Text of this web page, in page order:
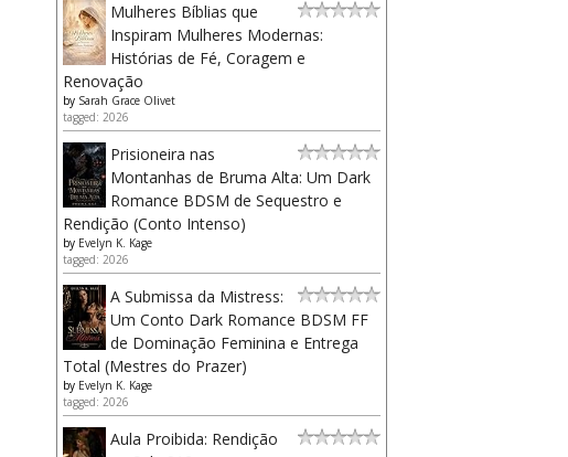
Mulheres Bíblias que
Inspiram Mulheres Modernas:
Histórias de Fé, Coragem e
Renovação
by Sarah Grace Olivet
tagged: 2026
Prisioneira nas
Montanhas de Bruma Alta: Um Dark
Romance BDSM de Sequestro e
Rendição (Conto Intenso)
by Evelyn K. Kage
tagged: 2026
A Submissa da Mistress:
Um Conto Dark Romance BDSM FF
de Dominação Feminina e Entrega
Total (Mestres do Prazer)
by Evelyn K. Kage
tagged: 2026
Aula Proibida: Rendição